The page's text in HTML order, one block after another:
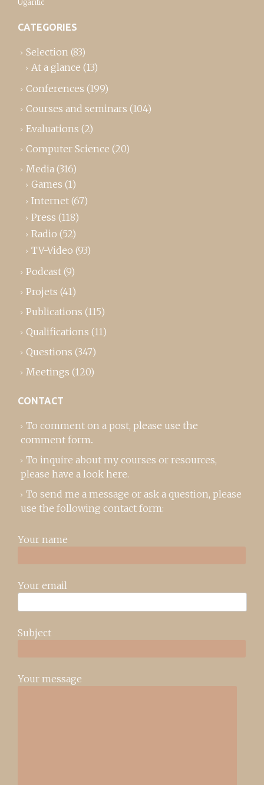
Ugaritic
CATEGORIES
Selection (83)
At a glance (13)
Conferences (199)
Courses and seminars (104)
Evaluations (2)
Computer Science (20)
Media (316)
Games (1)
Internet (67)
Press (118)
Radio (52)
TV-Video (93)
Podcast (9)
Projets (41)
Publications (115)
Qualifications (11)
Questions (347)
Meetings (120)
CONTACT
To comment on a post, please use the
comment form..
To inquire about my courses or resources,
please have a look here.
To send me a message or ask a question, please
use the following contact form:
Your name
Your email
Subject
Your message